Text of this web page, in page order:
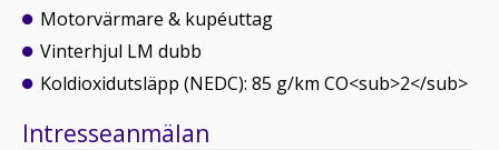
Motorvärmare & kupéuttag
Vinterhjul LM dubb
Koldioxidutsläpp (NEDC): 85 g/km CO<sub>2</sub>
Intresseanmälan